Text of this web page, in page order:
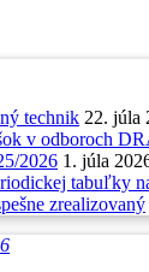
technik 22. júla
v odboroch
2026 1. júla
tabuľky
zrealizovaný